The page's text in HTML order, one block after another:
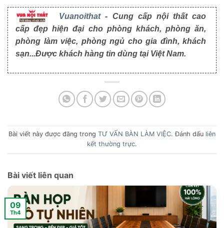
Vuanoithat- Cung cấp nội thất cao
cấp đẹp hiện đại cho phòng khách, phòng ăn,
phòng làm việc, phòng ngủ cho gia đình, khách
sạn...Được khách hàng tin dùng tại Việt Nam.
Bài viết này được đăng trong TƯ VẤN BÀN LÀM VIỆC. Đánh dấu liên
kết thường trực.
Bài viết liên quan
09
Th4